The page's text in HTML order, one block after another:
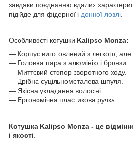
завдяки поєднанню вдалих
підійде для фідерної і донної ловлі
Особливості котушки Kalipso Monza:
— Корпус виготовлений з легкого, але
— Головна пара з алюмінію і бронзи.
— Миттєвий стопор зворотного ходу.
— Дрібна суцільнометалева шпуля.
— Якісна укладання волосіні.
— Ергономічна пластикова ручка.
Котушка Kalipso Monza - це
і якості